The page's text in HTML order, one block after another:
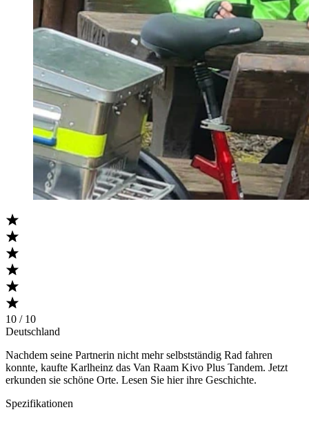
10 / 10
Deutschland
Nachdem seine Partnerin nicht mehr selbstständig Rad fahren
konnte, kaufte Karlheinz das Van Raam Kivo Plus Tandem. Jetzt
erkunden sie schöne Orte. Lesen Sie hier ihre Geschichte.
Spezifikationen